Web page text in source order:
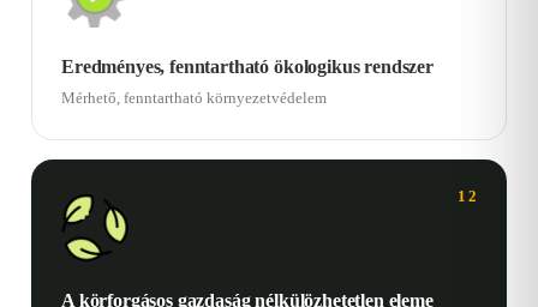
Eredményes, fenntartható ökologikus rendszer
Mérhető, fenntartható környezetvédelem
12
A körforgásos gazdaság nélkülözhetetlen eleme